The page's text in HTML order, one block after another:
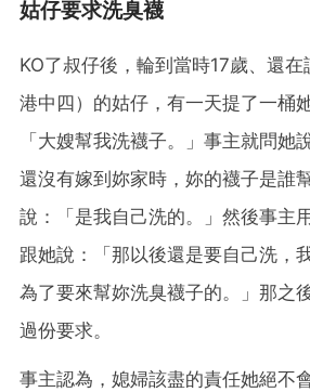
姑仔要求洗臭襪
KO了叔仔後，輪到當時17歲、還
港中四）的姑仔，有一天提了一桶
「大嫂幫我洗襪子。」事主就問她
還沒有嫁到妳家時，妳的襪子是誰
說：「是我自己洗的。」然後事主
跟她說：「那以後還是要自己洗，
為了要來幫妳洗臭襪子的。」那之
過份要求。
事主認為，媳婦該盡的責任她絕不